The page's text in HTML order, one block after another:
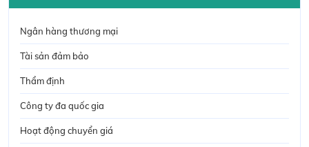
Ngân hàng thương mại
Tài sản đảm bảo
Thẩm định
Công ty đa quốc gia
Hoạt động chuyển giá